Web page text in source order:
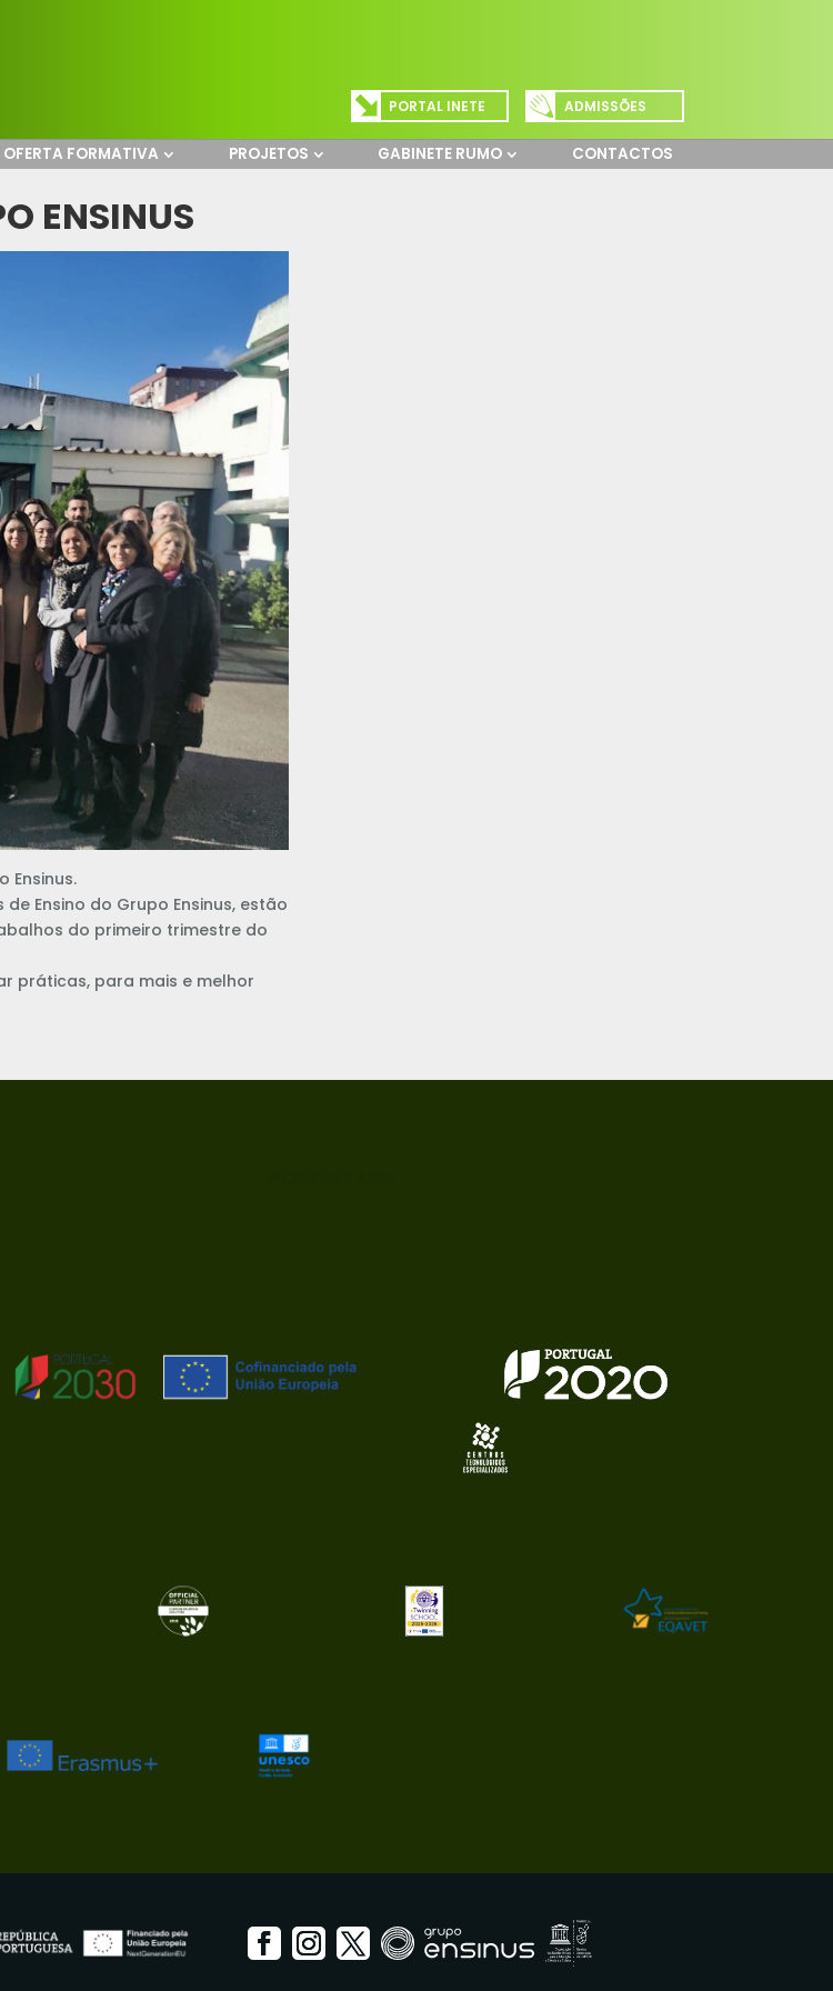
PORTAL INETE ADMISSÕES
OFERTA FORMATIVA PROJETOS GABINETE RUMO CONTACTOS
ENSINUS
Ensinus.
Ensino do Grupo Ensinus, estão
do primeiro trimestre do
práticas, para mais e melhor